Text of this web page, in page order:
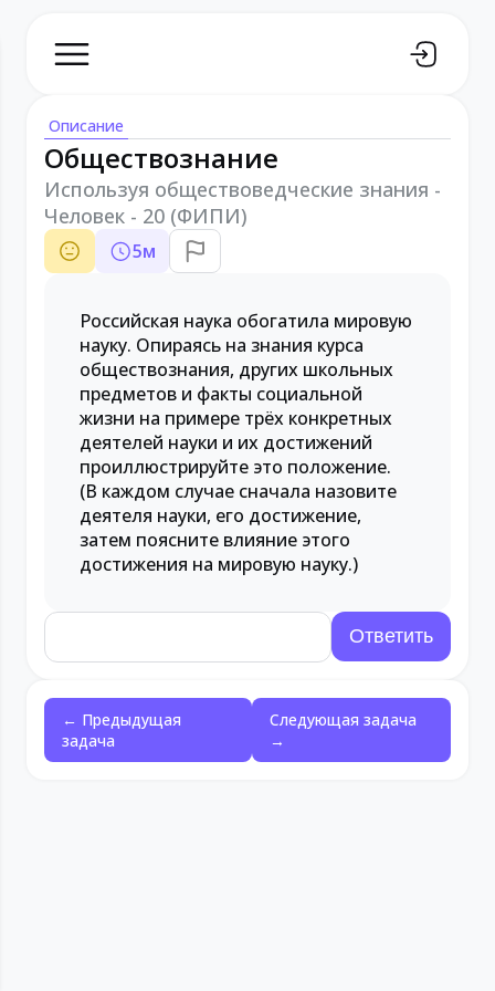
Описание
Обществознание
Используя обществоведческие знания -
Человек - 20 (ФИПИ)
5м
Российская наука обогатила мировую
науку. Опираясь на знания курса
обществознания, других школьных
предметов и факты социальной
жизни на примере трёх конкретных
деятелей науки и их достижений
проиллюстрируйте это положение.
(В каждом случае сначала назовите
деятеля науки, его достижение,
затем поясните влияние этого
достижения на мировую науку.)
← Предыдущая
задача
Следующая задача
→